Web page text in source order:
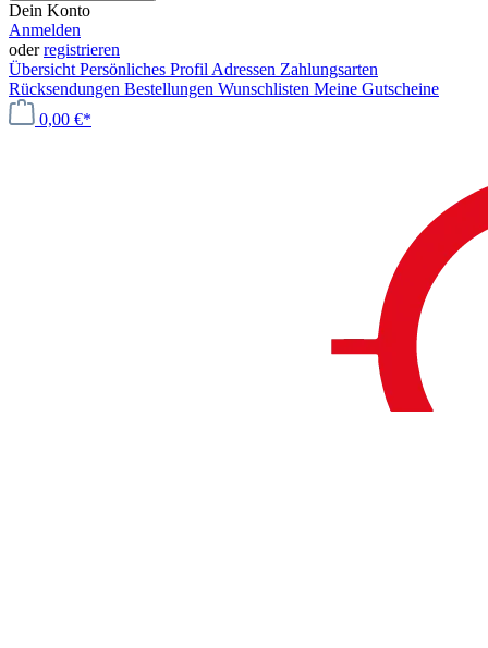
Dein Konto
Anmelden
oderregistrieren
Übersicht Persönliches Profil Adressen Zahlungsarten
Rücksendungen Bestellungen Wunschlisten Meine Gutscheine
0,00 €*